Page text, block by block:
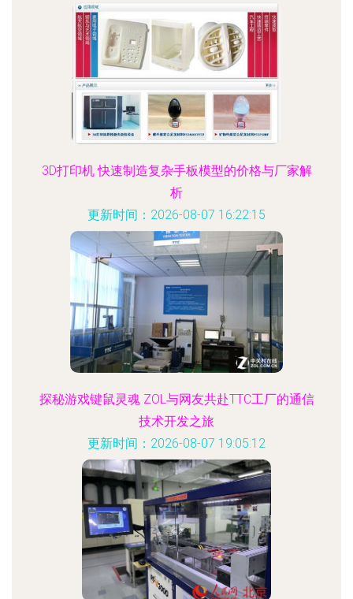
3D打印机 快速制造复杂手板模型的价格与厂家解
析
更新时间：2026-08-07 16:22:15
探秘游戏键鼠灵魂 ZOL与网友共赴TTC工厂的通信
技术开发之旅
更新时间：2026-08-07 19:05:12